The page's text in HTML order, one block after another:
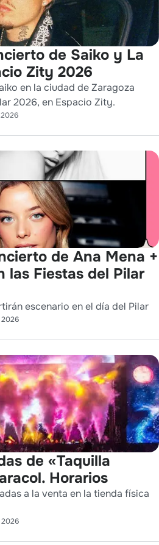
de Saiko y La
Zity 2026
en la ciudad de Zaragoza
2026, en Espacio Zity.
de Ana Mena +
las Fiestas del Pilar
escenario en el día del Pilar
2026
de «Taquilla
Horarios
a la venta en la tienda física
2026